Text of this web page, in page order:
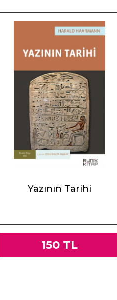
Yazının Tarihi
150 TL